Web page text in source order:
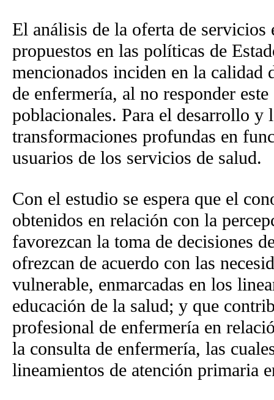
El análisis de la oferta de
propuestos en las políticas de
mencionados inciden en la calidad
de enfermería, al no responder
poblacionales. Para el desarrollo y
transformaciones profundas en
usuarios de los servicios de salud.
Con el estudio se espera que el
obtenidos en relación con la
favorezcan la toma de decisiones
ofrezcan de acuerdo con las
vulnerable, enmarcadas en los
educación de la salud; y que
profesional de enfermería en
la consulta de enfermería, las
lineamientos de atención primaria